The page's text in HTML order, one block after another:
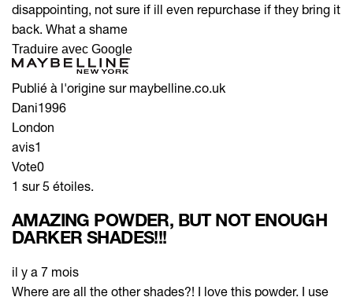
disappointing, not sure if ill even repurchase if they bring it
back. What a shame
Traduire avec Google
Publié à l'origine sur maybelline.co.uk
Dani1996
London
avis1
Vote0
1 sur 5 étoiles.
AMAZING POWDER, BUT NOT ENOUGH
DARKER SHADES!!!
il y a 7 mois
Where are all the other shades?! I love this powder. I use